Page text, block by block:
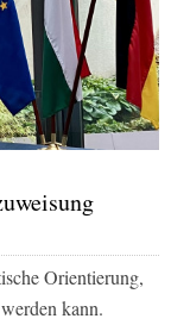
Orientierung,
kann.